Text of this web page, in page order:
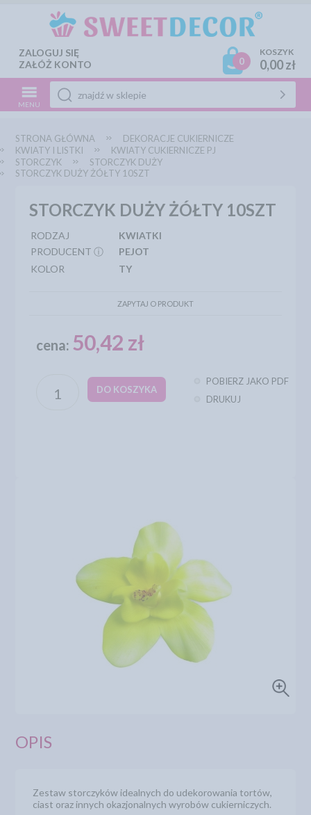
ZALOGUJ SIĘ
ZAŁÓŻ KONTO
0
KOSZYK
0,00 zł
MENU
STRONA GŁÓWNA
DEKORACJE CUKIERNICZE
KWIATY I LISTKI
KWIATY CUKIERNICZE PJ
STORCZYK
STORCZYK DUŻY
STORCZYK DUŻY ŻÓŁTY 10SZT
STORCZYK DUŻY ŻÓŁTY 10SZT
RODZAJ
KWIATKI
PRODUCENT ⓘ
PEJOT
KOLOR
TY
ZAPYTAJ O PRODUKT
cena: 50,42 zł
DO KOSZYKA
POBIERZ JAKO PDF
DRUKUJ
OPIS
Zestaw storczyków idealnych do udekorowania tortów,
ciast oraz innych okazjonalnych wyrobów cukierniczych.